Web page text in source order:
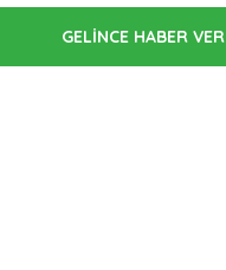
GELİNCE HABER VER